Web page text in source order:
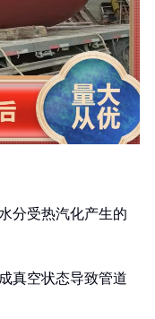
分受热汽化产生的
真空状态导致管道